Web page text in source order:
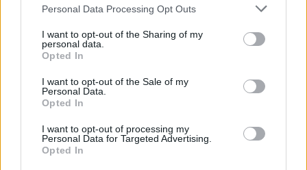
Personal Data Processing Opt Outs
I want to opt-out of the Sharing of my
personal data.
Opted In
I want to opt-out of the Sale of my
Personal Data.
Opted In
I want to opt-out of processing my
Personal Data for Targeted Advertising.
Opted In
KEDVES OLVASÓNK!
tartozik, melynek olvasása előfizetéses
regisztrációhoz kötött.
Az előfizetés a következőket tartalmazza:
Portfolio.hu teljes cikkarchívum